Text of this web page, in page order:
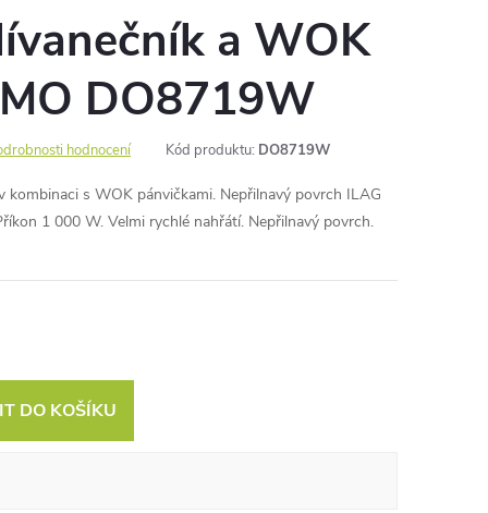
a WOK
DO8719W
hodnocení Kód produktu: DO8719W
kombinaci s WOK pánvičkami. Nepřilnavý povrch ILAG
1 000 W. Velmi rychlé nahřátí. Nepřilnavý povrch.
DO KOŠÍKU